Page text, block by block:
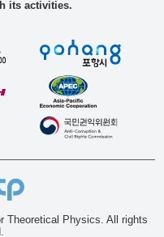
its activities.
Theoretical Physics. All rights